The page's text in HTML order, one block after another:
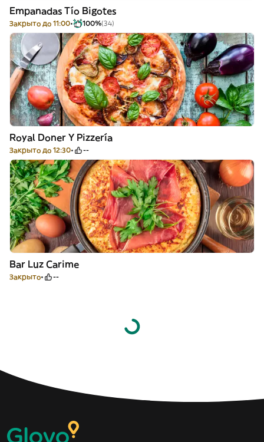
Empanadas Tío Bigotes
Закрыто до 11:00 100%(34)
Royal Doner Y Pizzería
Закрыто до 12:30 --
Bar Luz Carime
Закрыто --